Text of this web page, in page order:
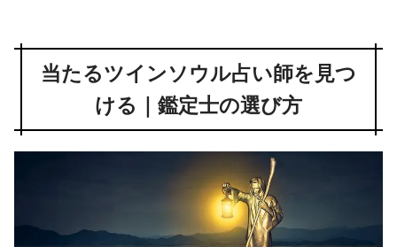
当たるツインソウル占い師を見つ
ける｜鑑定士の選び方